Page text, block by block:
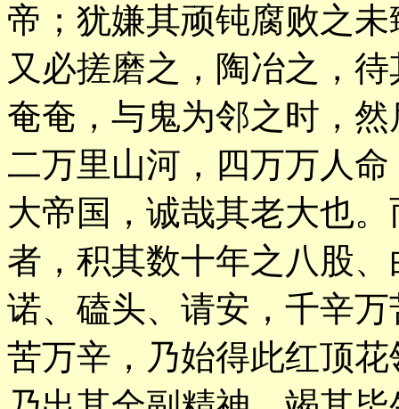
帝；犹嫌其顽钝腐败之
又必搓磨之，陶冶之，
奄奄，与鬼为邻之时，然
二万里山河，四万万人
大帝国，诚哉其老大也。
者，积其数十年之八股
诺、磕头、请安，千辛万
苦万辛，乃始得此红顶